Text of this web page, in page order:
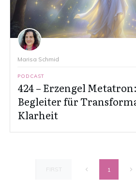
Marisa Schmid
PODCAST
424 – Erzengel
Begleiter für
Klarheit
FIRST 1